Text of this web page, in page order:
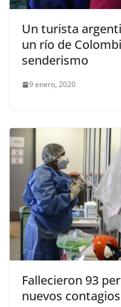
Un turista
un río de
senderismo
9 enero, 2020
Fallecieron 93
nuevos